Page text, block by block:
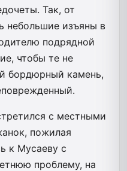
Так, от
небольшие изъяны в
подрядной
чтобы те не
бордюрный камень,
с местными
пожилая
к Мусаеву с
проблему, на